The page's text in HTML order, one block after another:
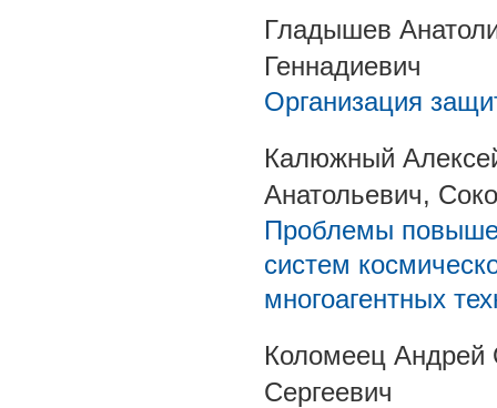
Гладышев
Геннадиевич
Организация
Калюжный
Анатольевич,
Проблемы
систем
многоагентных
Коломеец
Сергеевич